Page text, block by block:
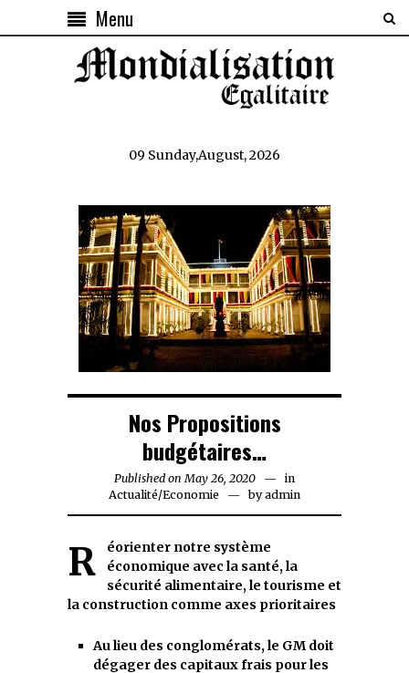
Menu
09 Sunday,August, 2026
Nos Propositions
budgétaires…
Published on May 26, 2020 May
26,
in
Actualité/Economie byadmin
Réorienter notre système
économique avec la santé, la
sécurité alimentaire, le tourisme et
la construction comme axes prioritaires
Au lieu des conglomérats, le GM doit
dégager des capitaux frais pour les